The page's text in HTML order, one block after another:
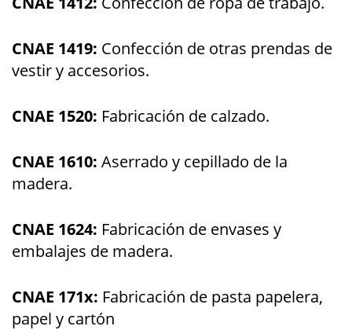
CNAE 1419: Confección de otras prendas de
vestir y accesorios.
CNAE 1520: Fabricación de calzado.
CNAE 1610: Aserrado y cepillado de la
madera.
CNAE 1624: Fabricación de envases y
embalajes de madera.
CNAE 171x: Fabricación de pasta papelera,
papel y cartón